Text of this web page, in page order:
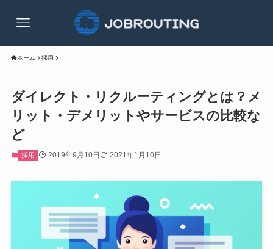
ホーム 採用
ダイレクト・リクルーティングとは？メ
リット・デメリットやサービスの比較な
ど
採用 2019年9月10日 2021年1月10日